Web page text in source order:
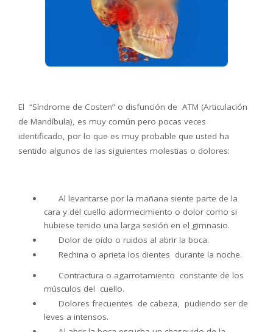
El “Síndrome de Costen” o disfunción de ATM (Articulación
de Mandíbula), es muy común pero pocas veces
identificado, por lo que es muy probable que usted ha
sentido algunos de las siguientes molestias o dolores:
Al levantarse por la mañana siente parte de la
cara y del cuello adormecimiento o dolor como si
hubiese tenido una larga sesión en el gimnasio.
Dolor de oído o ruidos al abrir la boca.
Rechina o aprieta los dientes durante la noche.
Contractura o agarrotamiento constante de los
músculos del cuello.
Dolores frecuentes de cabeza, pudiendo ser de
leves a intensos.